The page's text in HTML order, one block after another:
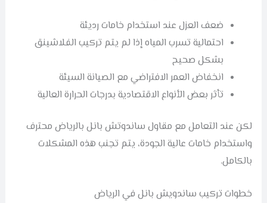
ضعف العزل عند استخدام خامات رديئة
احتمالية تسرب المياه إذا لم يتم تركيب الفلاشينق
بشكل صحيح
انخفاض العمر الافتراضي مع الصيانة السيئة
تأثر بعض الأنواع الاقتصادية بدرجات الحرارة العالية
لكن عند التعامل مع مقاول ساندوتش بانل بالرياض محترف
واستخدام خامات عالية الجودة، يتم تجنب هذه المشكلات
بالكامل.
خطوات تركيب ساندويش بانل في الرياض